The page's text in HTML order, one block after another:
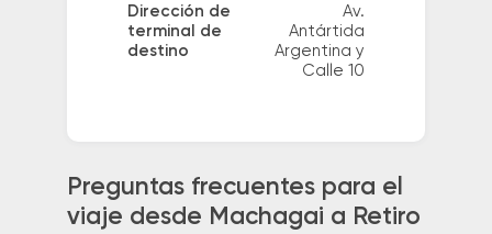
Dirección de
terminal de
destino
Av.
Antártida
Argentina y
Calle 10
Preguntas frecuentes para el
viaje desde Machagai a Retiro